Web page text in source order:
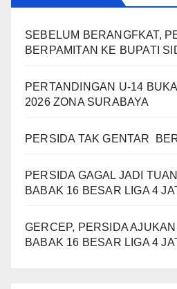
SEBELUM BERANGFKAT,
BERPAMITAN KE BUPATI
PERTANDINGAN U-14
2026 ZONA SURABAYA
PERSIDA TAK GENTAR
PERSIDA GAGAL JADI
BABAK 16 BESAR LIGA 4
GERCEP, PERSIDA
BABAK 16 BESAR LIGA 4